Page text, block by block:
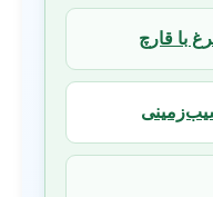
با قارچ